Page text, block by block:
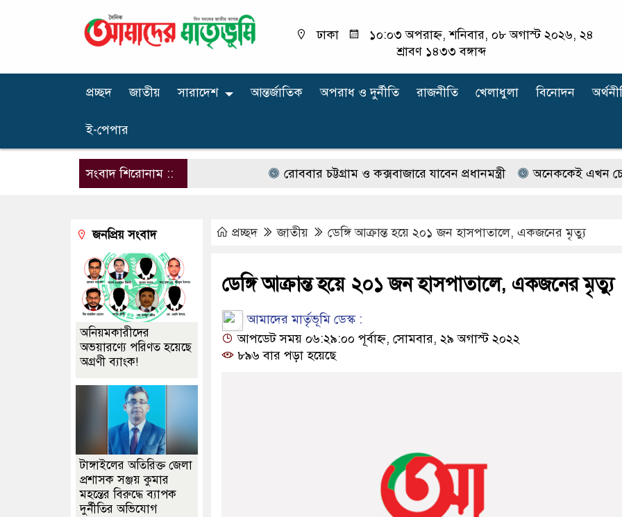
ঢাকা
১০:০৩ অপরাহ্ন, শনিবার, ০৮ অগাস্ট ২০২৬, ২৪
শ্রাবণ ১৪৩৩ বঙ্গাব্দ
প্রচ্ছদ জাতীয় সারাদেশ আন্তর্জাতিক অপরাধ ‍ও দুর্নীতি রাজনীতি খেলাধুলা বিনোদন
ই-পেপার
সংবাদ শিরোনাম :: রোববার চট্টগ্রাম ও কক্সবাজারে যাবেন প্রধানমন্ত্রী অনেককেই এখন চেনেন না
প্রচ্ছদ জাতীয় ডেঙ্গি আক্রান্ত হয়ে ২০১ জন হাসপাতালে, একজনের মৃত্যু
ডেঙ্গি আক্রান্ত হয়ে ২০১ জন হাসপাতালে, একজনের মৃত্যু
আমাদের মার্তৃভূমি ডেস্ক :
আপডেট সময় ০৬:২৯:০০ পূর্বাহ্ন, সোমবার, ২৯ অগাস্ট ২০২২
৮৯৬ বার পড়া হয়েছে
জনপ্রিয় সংবাদ
অনিয়মকারীদের
অভয়ারণ্যে পরিণত হয়েছে
অগ্রণী ব্যাংক!
টাঙ্গাইলের অতিরিক্ত জেলা
প্রশাসক সঞ্জয় কুমার
মহন্তের বিরুদ্ধে ব্যাপক
দুর্নীতির অভিযোগ